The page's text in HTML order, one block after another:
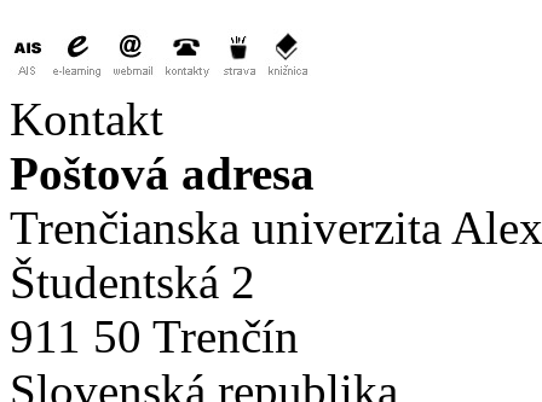
Kontakt
Poštová adresa
Trenčianska univerzita
Študentská 2
911 50 Trenčín
Slovenská republika